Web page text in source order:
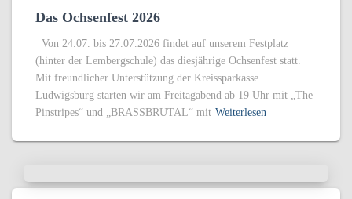
Das Ochsenfest 2026
Von 24.07. bis 27.07.2026 findet auf unserem Festplatz
(hinter der Lembergschule) das diesjährige Ochsenfest statt.
Mit freundlicher Unterstützung der Kreissparkasse
Ludwigsburg starten wir am Freitagabend ab 19 Uhr mit „The
Pinstripes“ und „BRASSBRUTAL“ mit Weiterlesen